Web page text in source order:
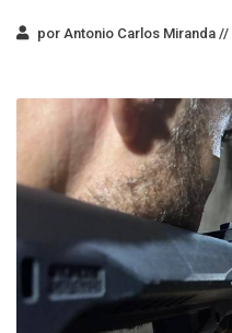
por Antonio Carlos Miranda //